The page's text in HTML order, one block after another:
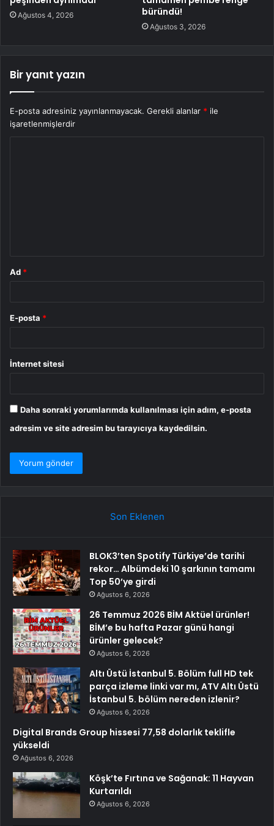
Ağustos 4, 2026
büründü!
Ağustos 3, 2026
Bir yanıt yazın
E-posta adresiniz yayınlanmayacak. Gerekli alanlar * ile
işaretlenmişlerdir
Ad *
E-posta *
İnternet sitesi
Daha sonraki yorumlarımda kullanılması için adım, e-posta
adresim ve site adresim bu tarayıcıya kaydedilsin.
Son Eklenen
BLOK3’ten Spotify Türkiye’de tarihi
rekor… Albümdeki 10 şarkının tamamı
Top 50’ye girdi
Ağustos 6, 2026
26 Temmuz 2026 BİM Aktüel ürünler!
BİM’e bu hafta Pazar günü hangi
ürünler gelecek?
Ağustos 6, 2026
Altı Üstü İstanbul 5. Bölüm full HD tek
parça izleme linki var mı, ATV Altı Üstü
İstanbul 5. bölüm nereden izlenir?
Ağustos 6, 2026
Digital Brands Group hissesi 77,58 dolarlık teklifle
yükseldi
Ağustos 6, 2026
Köşk’te Fırtına ve Sağanak: 11 Hayvan
Kurtarıldı
Ağustos 6, 2026